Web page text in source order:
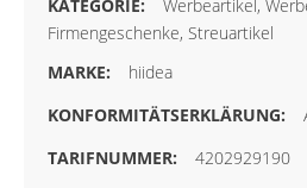
Werbeartikel,
Firmengeschenke, Streuartikel
hiidea
4202929190